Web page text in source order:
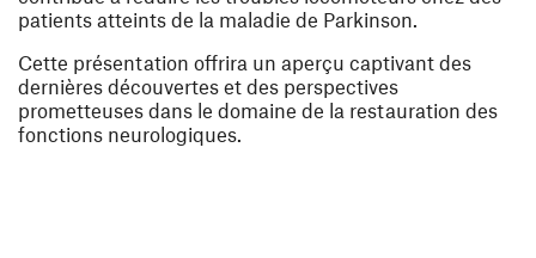
patients atteints de la maladie de Parkinson.
Cette présentation offrira un aperçu captivant des
dernières découvertes et des perspectives
prometteuses dans le domaine de la restauration des
fonctions neurologiques.